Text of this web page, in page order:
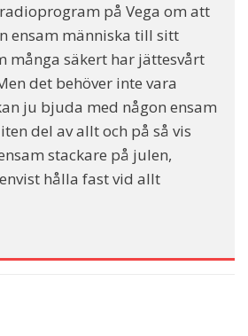
på Vega om att
ensam människa till sitt
många säkert har jättesvårt
det behöver inte vara
ju bjuda med någon ensam
del av allt och på så vis
stackare på julen,
hålla fast vid allt